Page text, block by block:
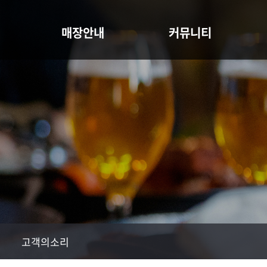
매장안내
매장안내
커뮤니티
고객의소리
고객의소리